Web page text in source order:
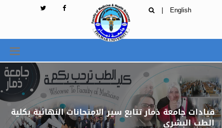
English
|
قيادات جامعة ذمار تتابع سير الامتحانات النهائية بكلية
الطب البشري